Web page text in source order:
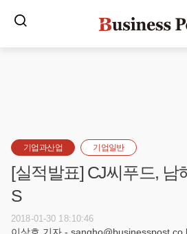
기업과산업 기업일반
[실적발표] CJ씨푸드, 남
S
2018-01-30 18:10:46